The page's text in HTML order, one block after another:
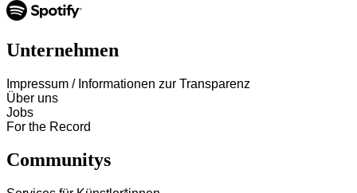
Unternehmen
Impressum / Informationen zur Transparenz
Über uns
Jobs
For the Record
Communitys